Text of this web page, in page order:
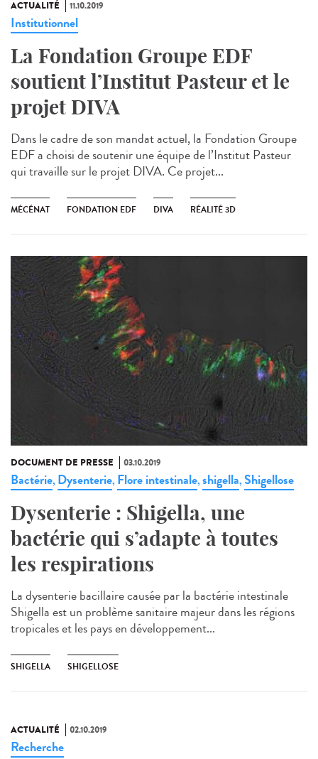
ACTUALITÉ 11.10.2019
Institutionnel
La Fondation Groupe EDF
soutient l’Institut Pasteur et le
projet DIVA
Dans le cadre de son mandat actuel, la Fondation Groupe
EDF a choisi de soutenir une équipe de l’Institut Pasteur
qui travaille sur le projet DIVA. Ce projet...
MÉCÉNAT FONDATION EDF DIVA RÉALITÉ 3D
DOCUMENT DE PRESSE 03.10.2019
Bactérie, Dysenterie, Flore intestinale,shigella,Shigellose
Dysenterie : Shigella, une
bactérie qui s’adapte à toutes
les respirations
La dysenterie bacillaire causée par la bactérie intestinale
Shigella est un problème sanitaire majeur dans les régions
tropicales et les pays en développement...
SHIGELLA SHIGELLOSE
ACTUALITÉ 02.10.2019
Recherche